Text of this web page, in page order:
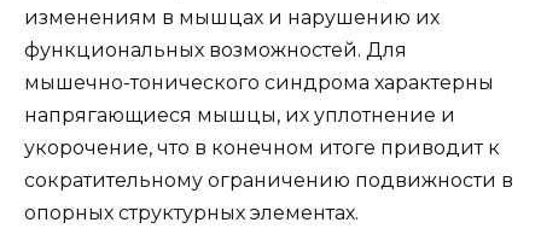
изменениям в мышцах и нарушению их
функциональных возможностей. Для
мышечно-тонического синдрома характерны
напрягающиеся мышцы, их уплотнение и
укорочение, что в конечном итоге приводит к
сократительному ограничению подвижности в
опорных структурных элементах.